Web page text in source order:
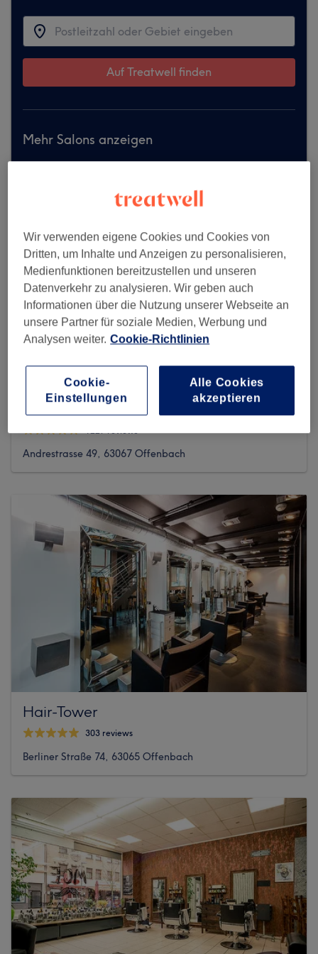
Auf Treatwell finden
Mehr Salons anzeigen
Glamloft
Andrestrasse 49, 63067 Offenbach
Hair-Tower
303 reviews
Berliner Straße 74, 63065 Offenbach
Wir verwenden eigene Cookies und Cookies von
Dritten, um Inhalte und Anzeigen zu personalisieren,
Medienfunktionen bereitzustellen und unseren
Datenverkehr zu analysieren. Wir geben auch
Informationen über die Nutzung unserer Webseite an
unsere Partner für soziale Medien, Werbung und
Analysen weiter. Cookie-Richtlinien
Cookie-
Einstellungen
Alle Cookies
akzeptieren